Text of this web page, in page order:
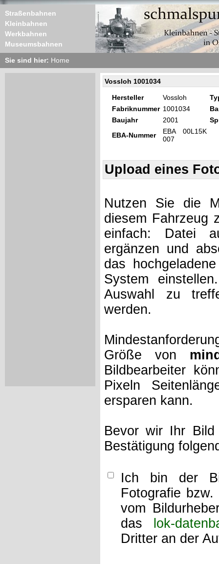
Straßenbahnen
Kleinbahnen
Werkbahnen
Museumsbahnen
Sie sind hier: Home
Vossloh 1001034
Hersteller Vossloh
Fabriknummer 1001034
Baujahr
2001
EBA-Nummer
EBA 00L15K
007
Upload eines
Nutzen Sie die
diesem Fahrzeug
einfach: Datei
ergänzen und
das
System
Auswahl zu
werden.
Größe von
Bildbearbeiter
Pixeln
ersparen kann.
Bevor wir Ihr
Bestätigung
Ich bin der
Fotografie
vom
das
lok-
Dritter an der